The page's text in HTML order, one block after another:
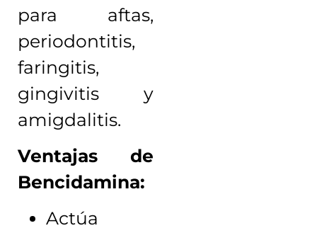
para aftas,
periodontitis,
faringitis,
gingivitis y
amigdalitis.
Ventajas de
Bencidamina:
Actúa